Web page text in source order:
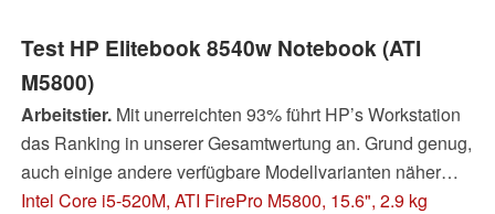
Test HP Elitebook 8540w Notebook (ATI
M5800)
Arbeitstier.Mit unerreichten 93% führt HP’s Workstation
das Ranking in unserer Gesamtwertung an. Grund genug,
auch einige andere verfügbare Modellvarianten näher
unter die Lupe zu nehmen. Diesmal im Test: Eine
Intel Core i5-520M, ATI FirePro M5800, 15.6", 2.9 kg